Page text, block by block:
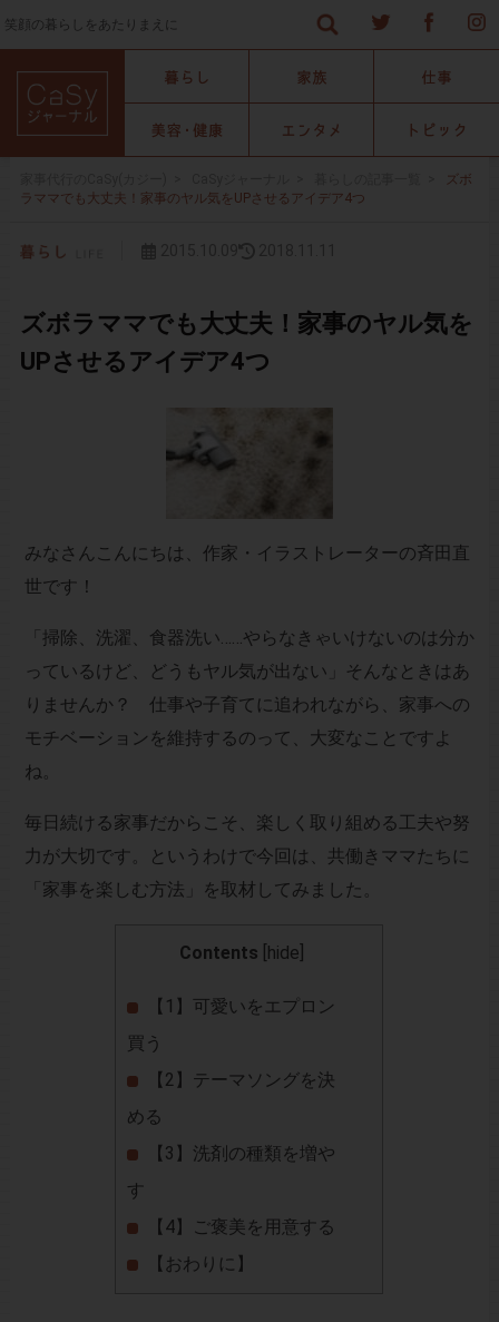
笑顔の暮らしをあたりまえに
ズボ
ラママでも大丈夫！家事のヤル気をUPさせるアイデア4つ
ズボラママでも大丈夫！家事のヤル気を
UPさせるアイデア4つ
みなさんこんにちは、作家・イラストレーターの斉田直
世です！
「掃除、洗濯、食器洗い……やらなきゃいけないのは分か
っているけど、どうもヤル気が出ない」そんなときはあ
りませんか？ 仕事や子育てに追われながら、家事への
モチベーションを維持するのって、大変なことですよ
ね。
毎日続ける家事だからこそ、楽しく取り組める工夫や努
力が大切です。というわけで今回は、共働きママたちに
「家事を楽しむ方法」を取材してみました。
Contents hide
【1】可愛いをエプロン
買う
【2】テーマソングを決
める
【3】洗剤の種類を増や
す
【4】ご褒美を用意する
【おわりに】